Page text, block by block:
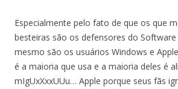
Especialmente pelo fato de que os que
besteiras são os defensores do
mesmo são os usuários Windows e
é a maioria que usa e a maioria deles é
mIgUxXxxUUu… Apple porque seus fãs